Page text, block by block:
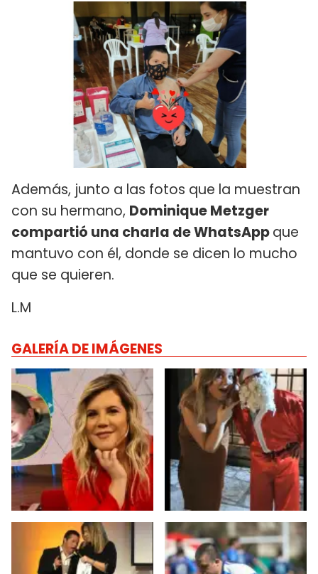
Además, junto a las fotos que la muestran
con su hermano, Dominique Metzger
compartió una charla de WhatsAppque
mantuvo con él, donde se dicen lo mucho
que se quieren.
L.M
GALERÍA DE IMÁGENES